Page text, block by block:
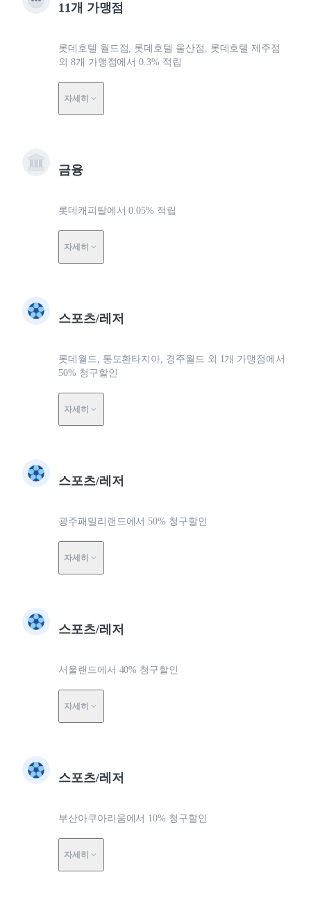
11개 가맹점
롯데호텔 월드점, 롯데호텔 울산점, 롯데호텔 제주점
외 8개 가맹점에서 0.3% 적립
자세히
금융
롯데캐피탈에서 0.05% 적립
자세히
스포츠/레저
롯데월드, 통도환타지아, 경주월드 외 1개 가맹점에서
50% 청구할인
자세히
스포츠/레저
광주패밀리랜드에서 50% 청구할인
자세히
스포츠/레저
서울랜드에서 40% 청구할인
자세히
스포츠/레저
부산아쿠아리움에서 10% 청구할인
자세히